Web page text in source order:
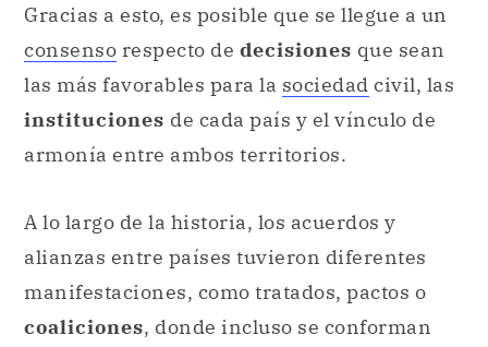
Gracias a esto, es posible que se llegue a un
consenso respecto de decisiones que sean
las más favorables para la sociedad civil, las
instituciones de cada país y el vínculo de
armonía entre ambos territorios.
A lo largo de la historia, los acuerdos y
alianzas entre países tuvieron diferentes
manifestaciones, como tratados, pactos o
coaliciones, donde incluso se conforman